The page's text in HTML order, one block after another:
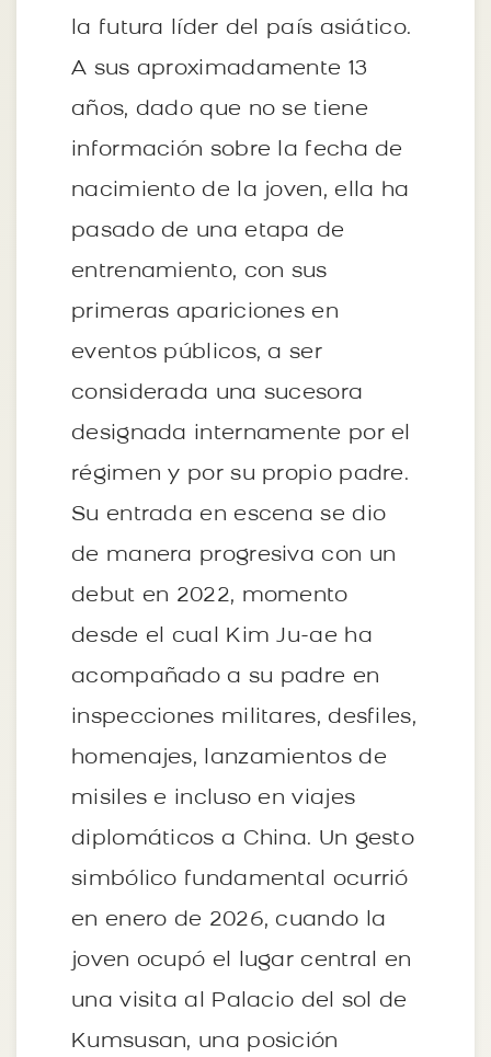
la futura líder del país asiático.
A sus aproximadamente 13
años, dado que no se tiene
información sobre la fecha de
nacimiento de la joven, ella ha
pasado de una etapa de
entrenamiento, con sus
primeras apariciones en
eventos públicos, a ser
considerada una sucesora
designada internamente por el
régimen y por su propio padre.
Su entrada en escena se dio
de manera progresiva con un
debut en 2022, momento
desde el cual Kim Ju-ae ha
acompañado a su padre en
inspecciones militares, desfiles,
homenajes, lanzamientos de
misiles e incluso en viajes
diplomáticos a China. Un gesto
simbólico fundamental ocurrió
en enero de 2026, cuando la
joven ocupó el lugar central en
una visita al Palacio del sol de
Kumsusan, una posición